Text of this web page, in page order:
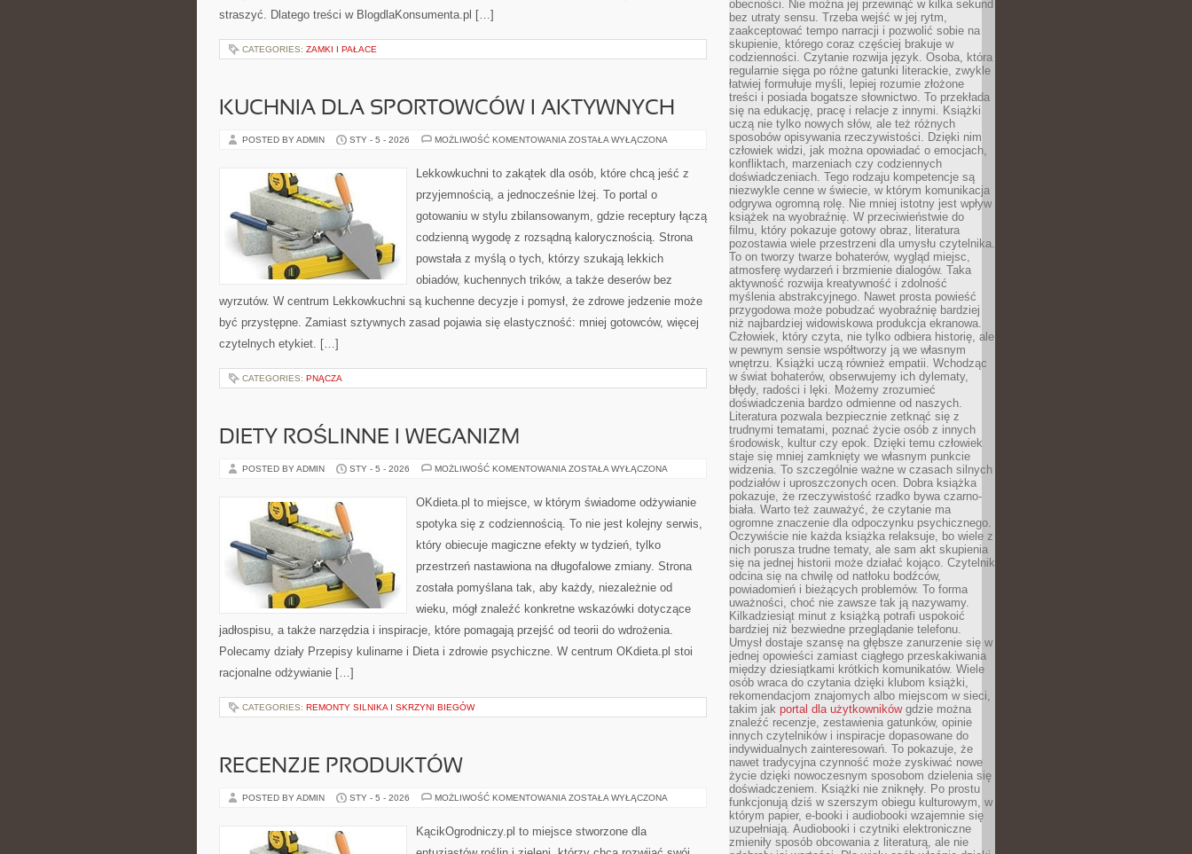
straszyć. Dlatego treści w BlogdlaKonsumenta.pl […]
CATEGORIES: ZAMKI I PAŁACE
KUCHNIA DLA SPORTOWCÓW I AKTYWNYCH
POSTED BY ADMIN STY - 5 - 2026 MOŻLIWOŚĆ KOMENTOWANIA KUCHNIA
AKTYWNYCH
ZOSTAŁA WYŁĄCZONA
Lekkowkuchni to zakątek dla osób, które chcą jeść z
przyjemnością, a jednocześnie lżej. To portal o
gotowaniu w stylu zbilansowanym, gdzie receptury łączą
codzienną wygodę z rozsądną kalorycznością. Strona
powstała z myślą o tych, którzy szukają lekkich
obiadów, kuchennych trików, a także deserów bez
wyrzutów. W centrum Lekkowkuchni są kuchenne decyzje i pomysł, że zdrowe jedzenie może
być przystępne. Zamiast sztywnych zasad pojawia się elastyczność: mniej gotowców, więcej
czytelnych etykiet. […]
CATEGORIES: PNĄCZA
DIETY ROŚLINNE I WEGANIZM
POSTED BY ADMIN STY - 5 - 2026 MOŻLIWOŚĆ KOMENTOWANIA DIETY
WEGANIZM
ZOSTAŁA WYŁĄCZONA
OKdieta.pl to miejsce, w którym świadome odżywianie
spotyka się z codziennością. To nie jest kolejny serwis,
który obiecuje magiczne efekty w tydzień, tylko
przestrzeń nastawiona na długofalowe zmiany. Strona
została pomyślana tak, aby każdy, niezależnie od
wieku, mógł znaleźć konkretne wskazówki dotyczące
jadłospisu, a także narzędzia i inspiracje, które pomagają przejść od teorii do wdrożenia.
Polecamy działy Przepisy kulinarne i Dieta i zdrowie psychiczne. W centrum OKdieta.pl stoi
racjonalne odżywianie […]
CATEGORIES: REMONTY SILNIKA I SKRZYNI BIEGÓW
RECENZJE PRODUKTÓW
POSTED BY ADMIN STY - 5 - 2026 MOŻLIWOŚĆ KOMENTOWANIA RECENZJE
ZOSTAŁA WYŁĄCZONA
KącikOgrodniczy.pl to miejsce stworzone dla
obecności. Nie można jej przewinąć w kilka sekund
bez utraty sensu. Trzeba wejść w jej rytm,
zaakceptować tempo narracji i pozwolić sobie na
skupienie, którego coraz częściej brakuje w
codzienności. Czytanie rozwija język. Osoba, która
regularnie sięga po różne gatunki literackie, zwykle
łatwiej formułuje myśli, lepiej rozumie złożone
treści i posiada bogatsze słownictwo. To przekłada
się na edukację, pracę i relacje z innymi. Książki
uczą nie tylko nowych słów, ale też różnych
sposobów opisywania rzeczywistości. Dzięki nim
człowiek widzi, jak można opowiadać o emocjach,
konfliktach, marzeniach czy codziennych
doświadczeniach. Tego rodzaju kompetencje są
niezwykle cenne w świecie, w którym komunikacja
odgrywa ogromną rolę. Nie mniej istotny jest wpływ
książek na wyobraźnię. W przeciwieństwie do
filmu, który pokazuje gotowy obraz, literatura
pozostawia wiele przestrzeni dla umysłu czytelnika.
To on tworzy twarze bohaterów, wygląd miejsc,
atmosferę wydarzeń i brzmienie dialogów. Taka
aktywność rozwija kreatywność i zdolność
myślenia abstrakcyjnego. Nawet prosta powieść
przygodowa może pobudzać wyobraźnię bardziej
niż najbardziej widowiskowa produkcja ekranowa.
Człowiek, który czyta, nie tylko odbiera historię, ale
w pewnym sensie współtworzy ją we własnym
wnętrzu. Książki uczą również empatii. Wchodząc
w świat bohaterów, obserwujemy ich dylematy,
błędy, radości i lęki. Możemy zrozumieć
doświadczenia bardzo odmienne od naszych.
Literatura pozwala bezpiecznie zetknąć się z
trudnymi tematami, poznać życie osób z innych
środowisk, kultur czy epok. Dzięki temu człowiek
staje się mniej zamknięty we własnym punkcie
widzenia. To szczególnie ważne w czasach silnych
podziałów i uproszczonych ocen. Dobra książka
pokazuje, że rzeczywistość rzadko bywa czarno-
biała. Warto też zauważyć, że czytanie ma
ogromne znaczenie dla odpoczynku psychicznego.
Oczywiście nie każda książka relaksuje, bo wiele z
nich porusza trudne tematy, ale sam akt skupienia
się na jednej historii może działać kojąco. Czytelnik
odcina się na chwilę od natłoku bodźców,
powiadomień i bieżących problemów. To forma
uważności, choć nie zawsze tak ją nazywamy.
Kilkadziesiąt minut z książką potrafi uspokoić
bardziej niż bezwiedne przeglądanie telefonu.
Umysł dostaje szansę na głębsze zanurzenie się w
jednej opowieści zamiast ciągłego przeskakiwania
między dziesiątkami krótkich komunikatów. Wiele
osób wraca do czytania dzięki klubom książki,
rekomendacjom znajomych albo miejscom w sieci,
takim jak portal dla użytkownikówgdzie można
znaleźć recenzje, zestawienia gatunków, opinie
innych czytelników i inspiracje dopasowane do
indywidualnych zainteresowań. To pokazuje, że
nawet tradycyjna czynność może zyskiwać nowe
życie dzięki nowoczesnym sposobom dzielenia się
doświadczeniem. Książki nie zniknęły. Po prostu
funkcjonują dziś w szerszym obiegu kulturowym, w
którym papier, e-booki i audiobooki wzajemnie się
uzupełniają. Audiobooki i czytniki elektroniczne
zmieniły sposób obcowania z literaturą, ale nie